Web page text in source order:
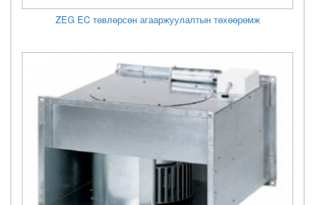
ZEG EC төвлөрсөн агааржуулалтын төхөөрөмж